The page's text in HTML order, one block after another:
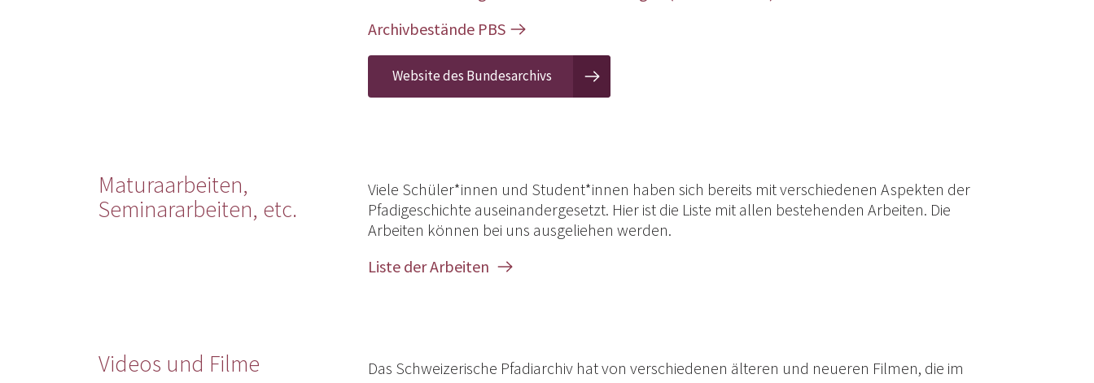
Archivbestände PBS
Website des Bundesarchivs
Maturaarbeiten,
Seminararbeiten, etc.
Viele Schüler*innen und Student*innen haben sich bereits mit verschiedenen Aspekten der
Pfadigeschichte auseinandergesetzt. Hier ist die Liste mit allen bestehenden Arbeiten. Die
Arbeiten können bei uns ausgeliehen werden.
Liste der Arbeiten
Videos und Filme
Das Schweizerische Pfadiarchiv hat von verschiedenen älteren und neueren Filmen, die im